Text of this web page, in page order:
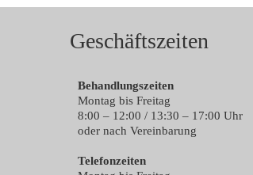
Geschäftszeiten
Behandlungszeiten
Montag bis Freitag
8:00 – 12:00 / 13:30 – 17:00 Uhr
oder nach Vereinbarung
Telefonzeiten